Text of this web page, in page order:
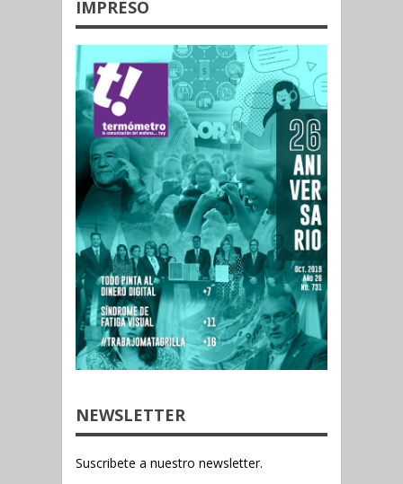
IMPRESO
NEWSLETTER
Suscribete a nuestro newsletter.